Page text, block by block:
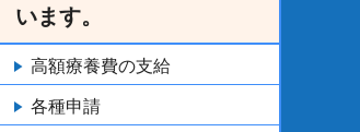
います。
高額療養費の支給
各種申請